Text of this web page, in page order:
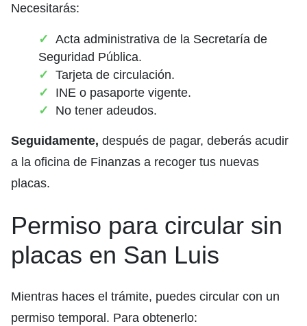
Necesitarás:
Acta administrativa de la Secretaría de
Seguridad Pública.
Tarjeta de circulación.
INE o pasaporte vigente.
No tener adeudos.
Seguidamente, después de pagar, deberás acudir
a la oficina de Finanzas a recoger tus nuevas
placas.
Permiso para circular sin
placas en San Luis
Mientras haces el trámite, puedes circular con un
permiso temporal. Para obtenerlo: